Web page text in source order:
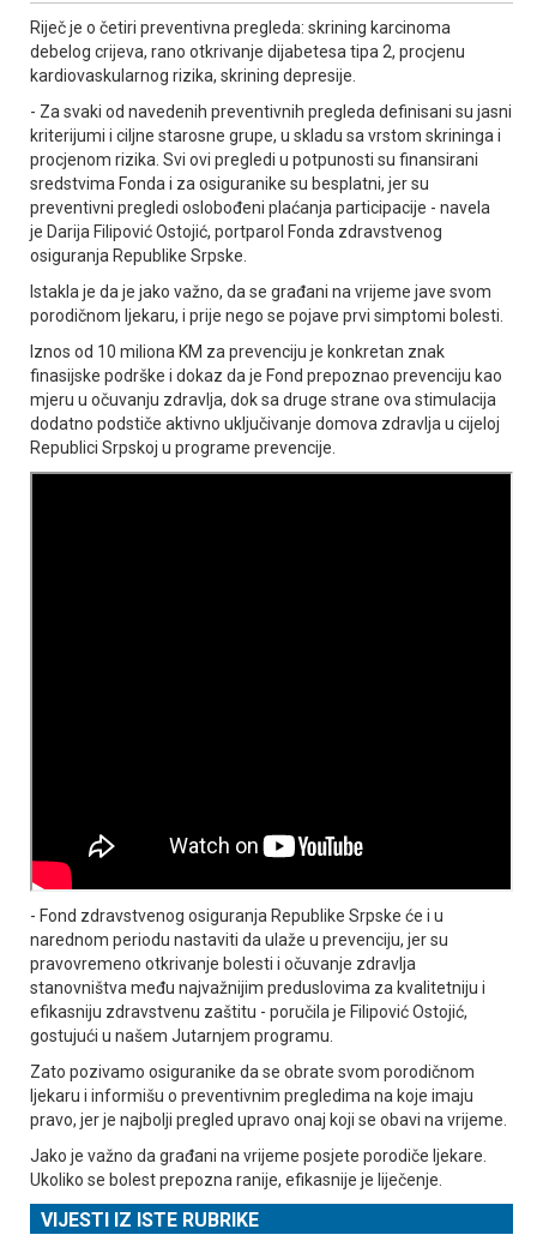
Riječ je o četiri preventivna pregleda: skrining karcinoma
debelog crijeva, rano otkrivanje dijabetesa tipa 2, procjenu
kardiovaskularnog rizika, skrining depresije.
- Za svaki od navedenih preventivnih pregleda definisani su jasni
kriterijumi i ciljne starosne grupe, u skladu sa vrstom skrininga i
procjenom rizika. Svi ovi pregledi u potpunosti su finansirani
sredstvima Fonda i za osiguranike su besplatni, jer su
preventivni pregledi oslobođeni plaćanja participacije - navela
je Darija Filipović Ostojić, portparol Fonda zdravstvenog
osiguranja Republike Srpske.
Istakla je da je jako važno, da se građani na vrijeme jave svom
porodičnom ljekaru, i prije nego se pojave prvi simptomi bolesti.
Iznos od 10 miliona KM za prevenciju je konkretan znak
finasijske podrške i dokaz da je Fond prepoznao prevenciju kao
mjeru u očuvanju zdravlja, dok sa druge strane ova stimulacija
dodatno podstiče aktivno uključivanje domova zdravlja u cijeloj
Republici Srpskoj u programe prevencije.
- Fond zdravstvenog osiguranja Republike Srpske će i u
narednom periodu nastaviti da ulaže u prevenciju, jer su
pravovremeno otkrivanje bolesti i očuvanje zdravlja
stanovništva među najvažnijim preduslovima za kvalitetniju i
efikasniju zdravstvenu zaštitu - poručila je Filipović Ostojić,
gostujući u našem Јutarnjem programu.
Zato pozivamo osiguranike da se obrate svom porodičnom
ljekaru i informišu o preventivnim pregledima na koje imaju
pravo, jer je najbolji pregled upravo onaj koji se obavi na vrijeme.
Јako je važno da građani na vrijeme posjete porodiče ljekare.
Ukoliko se bolest prepozna ranije, efikasnije je liječenje.
VIJESTI IZ ISTE RUBRIKE